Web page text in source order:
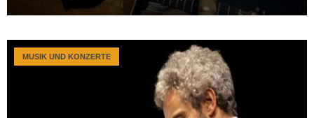
MUSIK UND KONZERTE